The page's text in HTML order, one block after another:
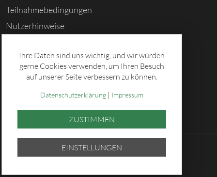
Teilnahmebedingungen
Nutzerhinweise
Cookies löschen
Datenschutz
© 2026 Sächsische Lotto-GmbH
Ihre Daten sind uns wichtig, und wir würden
gerne Cookies verwenden, um Ihren Besuch
auf unserer Seite verbessern zu können.
Datenschutzerklärung| Impressum
ZUSTIMMEN
EINSTELLUNGEN